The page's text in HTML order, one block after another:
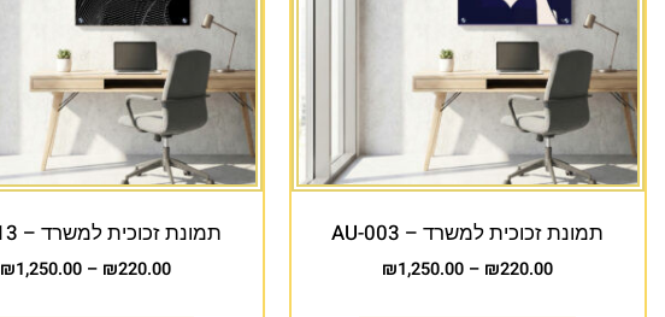
תמונת זכוכית למשרד – AU-003
₪220.00
–
₪1,250.00
תמונת זכוכית למשרד – AU-013
₪220.00
–
₪1,250.00